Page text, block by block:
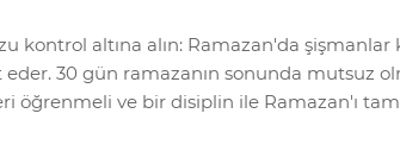
kontrol altına alın: Ramazan'da
eder. 30 gün ramazanın sonunda mutsuz
öğrenmeli ve bir disiplin ile Ramazan'ı